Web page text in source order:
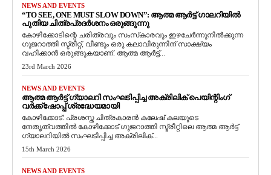
NEWS AND EVENTS
“TO SEE, ONE MUST SLOW DOWN”: ആത്മ ആർട്ട് ഗാലറിയിൽ
പുതിയ ചിത്രപ്രദർശനം ഒരുങ്ങുന്നു
കോഴിക്കോടിന്റെ ചരിത്രവും സംസ്‌കാരവും ഇഴചേർന്നുനിൽക്കുന്ന
ഗുജറാത്തി സ്ട്രീറ്റ്, വീണ്ടും ഒരു കലാവിരുന്നിന് സാക്ഷ്യം
വഹിക്കാൻ ഒരുങ്ങുകയാണ്. ആത്മ ആർട്ട്...
23rd March 2026
NEWS AND EVENTS
ആത്മ ആർട്ട് ഗ്യാലറി സംഘടിപ്പിച്ച അക്രിലിക് പെയിന്റിംഗ്
വർക്ക്‌ഷോപ്പ് ശ്രദ്ധേയമായി
കോഴിക്കോട്: പ്രശസ്ത ചിത്രകാരൻ കലേഷ് കലയുടെ
നേതൃത്വത്തിൽ കോഴിക്കോട് ഗുജറാത്തി സ്ട്രീറ്റിലെ ആത്മ ആർട്ട്
ഗ്യാലറിയിൽ സംഘടിപ്പിച്ച അക്രിലിക്...
15th March 2026
NEWS AND EVENTS